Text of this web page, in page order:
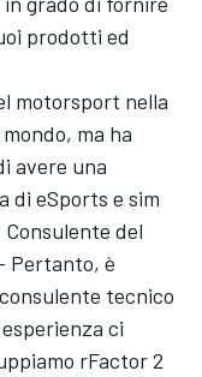
prodotti ed
motorsport nella
ma ha
avere una
di eSports e sim
del
Pertanto, è
tecnico
ci
rFactor 2